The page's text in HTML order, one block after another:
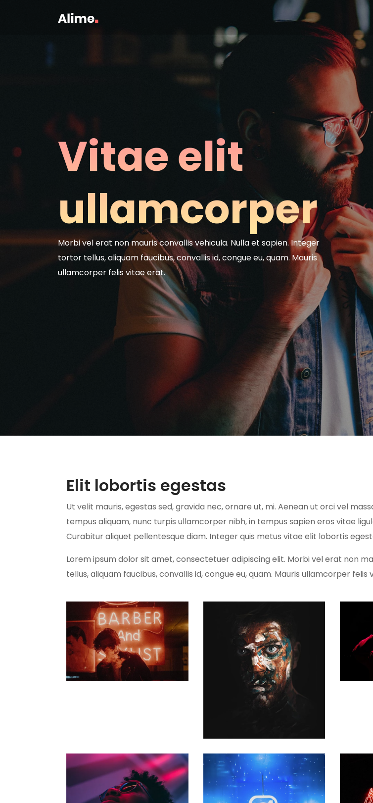
Vitae elit
ullamcorper
Morbi vel erat non mauris convallis vehicula. Nulla et sapien. Integer
tortor tellus, aliquam faucibus, convallis id, congue eu, quam. Mauris
ullamcorper felis vitae erat.
Elit lobortis egestas
Ut velit mauris, egestas sed, gravida nec, ornare ut, mi. Aenean ut orci vel
tempus aliquam, nunc turpis ullamcorper nibh, in tempus sapien eros vitae
Curabitur aliquet pellentesque diam. Integer quis metus vitae elit lobortis
Lorem ipsum dolor sit amet, consectetuer adipiscing elit. Morbi vel erat non
tellus, aliquam faucibus, convallis id, congue eu, quam. Mauris ullamcorper felis